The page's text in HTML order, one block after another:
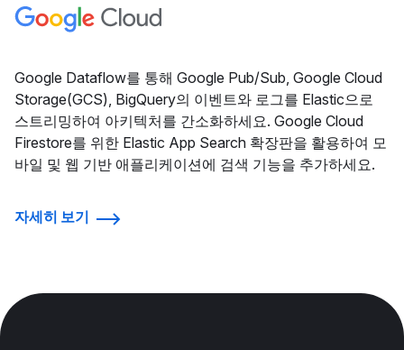
Google Dataflow를 통해 Google Pub/Sub, Google Cloud
Storage(GCS), BigQuery의 이벤트와 로그를 Elastic으로
스트리밍하여 아키텍처를 간소화하세요. Google Cloud
Firestore를 위한 Elastic App Search 확장판을 활용하여 모
바일 및 웹 기반 애플리케이션에 검색 기능을 추가하세요.
자세히 보기